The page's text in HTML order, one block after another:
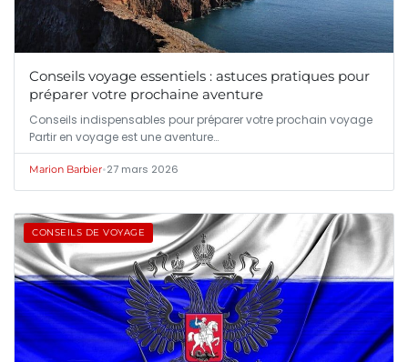
Conseils voyage essentiels : astuces pratiques pour
préparer votre prochaine aventure
Conseils indispensables pour préparer votre prochain voyage
Partir en voyage est une aventure…
Marion Barbier•27 mars 2026
CONSEILS DE VOYAGE